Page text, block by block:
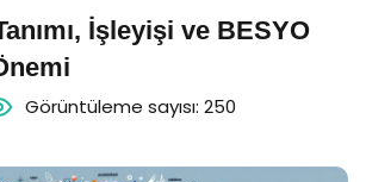
İşleyişi ve BESYO
Görüntüleme sayısı: 250